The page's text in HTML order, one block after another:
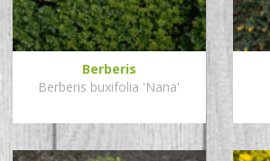
Berberis
Berberis buxifolia 'Nana'